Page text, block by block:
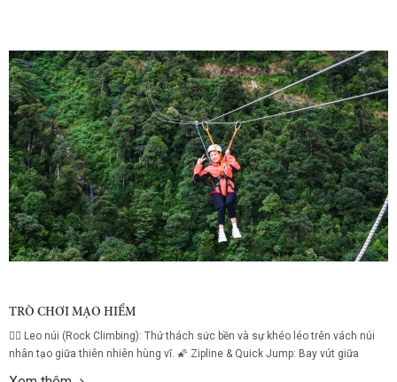
TRÒ CHƠI MẠO HIỂM
🧗‍♂️ Leo núi (Rock Climbing): Thử thách sức bền và sự khéo léo trên vách núi
nhân tạo giữa thiên nhiên hùng vĩ. 🌠 Zipline & Quick Jump: Bay vút giữa